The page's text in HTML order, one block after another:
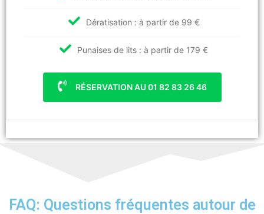
Dératisation : à partir de 99 €
Punaises de lits : à partir de 179 €
RÉSERVATION AU 01 82 83 26 46
FAQ: Questions fréquentes autour de